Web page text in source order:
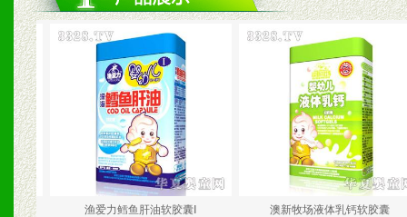
渔爱力鳕鱼肝油软胶囊Ⅰ 澳新牧场液体乳钙软胶囊